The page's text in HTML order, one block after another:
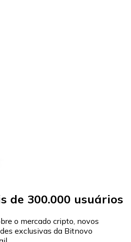
de 300.000 usuários
o mercado cripto, novos
exclusivas da Bitnovo